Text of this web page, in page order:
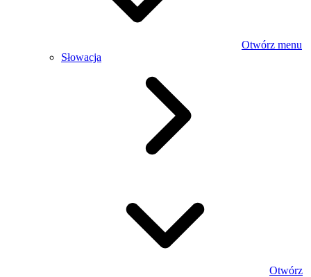
Otwórz menu
Słowacja
Otwórz